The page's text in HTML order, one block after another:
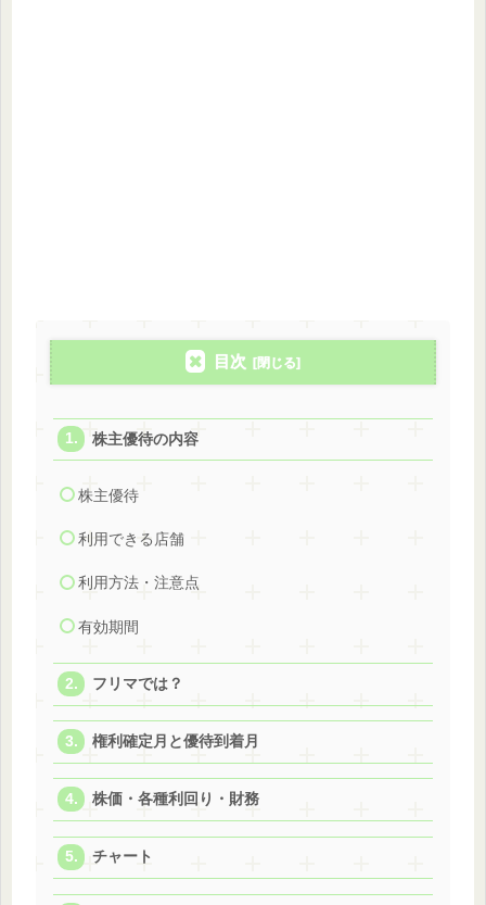
目次
株主優待の内容
株主優待
利用できる店舗
利用方法・注意点
有効期間
フリマでは？
権利確定月と優待到着月
株価・各種利回り・財務
チャート